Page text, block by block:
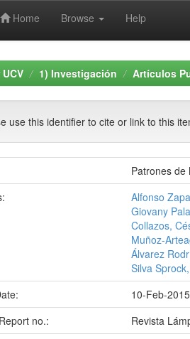
Home Browse Help
1) Investigación Artículos
use this identifier to cite or link to this
Patrones de
Alfonso
Giovany
Collazos,
Muñoz-
Álvarez
Silva
10-Feb-2015
no.:
Revista